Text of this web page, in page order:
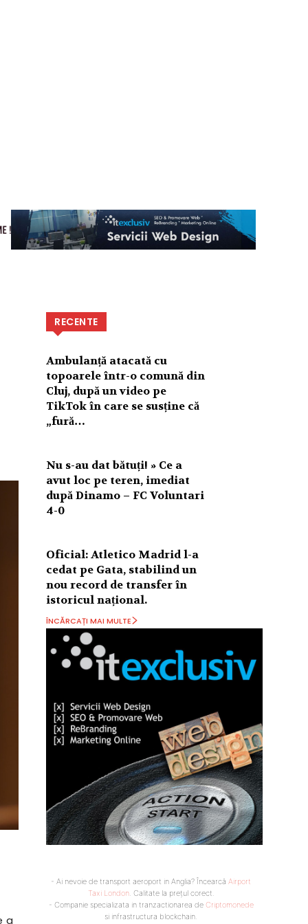
a
RECENTE
Ambulanță atacată cu
topoarele într-o comună din
Cluj, după un video pe
TikTok în care se susține că
„fură…
Nu s-au dat bătuți! » Ce a
avut loc pe teren, imediat
după Dinamo – FC Voluntari
4-0
Oficial: Atletico Madrid l-a
cedat pe Gata, stabilind un
nou record de transfer în
istoricul național.
ÎNCĂRCAȚI MAI MULTE
- Ai nevoie de transport aeroport in Anglia? Încearcă Airport
Taxi London. Calitate la prețul corect.
- Companie specializata in tranzactionarea de Criptomonede
si infrastructura blockchain.